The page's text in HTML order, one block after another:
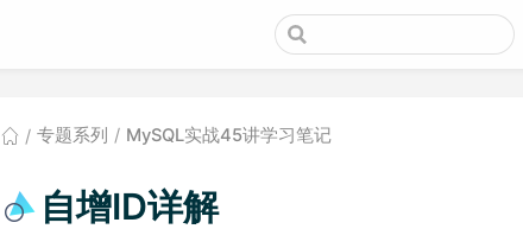
专题系列 MySQL实战45讲学习笔记
自增ID详解